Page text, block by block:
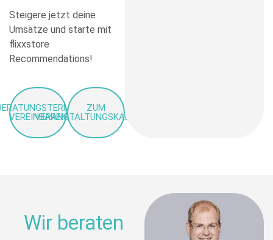
Steigere jetzt deine
Umsätze und starte mit
flixxstore
Recommendations!
VEREINBAREN
ZUM
VERANSTALTUNGSKALENDER
Wir beraten